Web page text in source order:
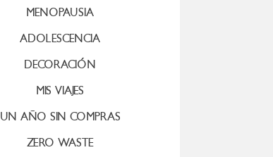
MENOPAUSIA
ADOLESCENCIA
DECORACIÓN
MIS VIAJES
UN AÑO SIN COMPRAS
ZERO WASTE